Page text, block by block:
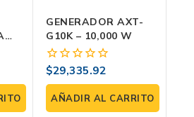
GENERADOR AXT-
G10K – 10,000 W
0
fuera
de
5
$29,335.92
AÑADIR AL CARRITO